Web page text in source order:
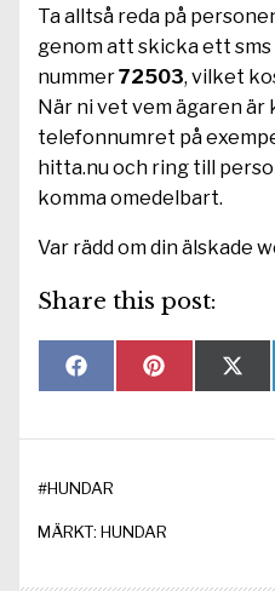
Ta alltså reda på
genom att skicka ett
nummer72503, vilket
När ni vet vem ägaren är
telefonnumret på
hitta.nu och ring till
komma omedelbart.
Var rädd om din älskade
Share this post:
Dela
på
F
a
o
Dela
på
P
i
Dela
på
X
(
#HUNDAR
MÄRKT: HUNDAR